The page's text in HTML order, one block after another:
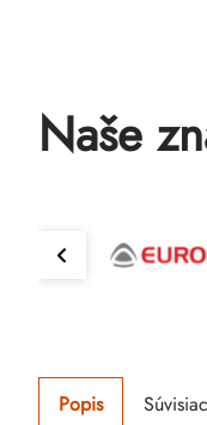
Naše
Popis